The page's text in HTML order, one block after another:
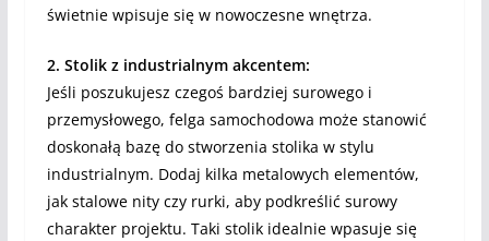
świetnie wpisuje się w nowoczesne wnętrza.
2. Stolik z industrialnym akcentem:
Jeśli poszukujesz czegoś bardziej surowego i
przemysłowego, felga samochodowa może stanowić
doskonałą bazę do stworzenia stolika w stylu
industrialnym. Dodaj kilka metalowych elementów,
jak stalowe nity czy rurki, aby podkreślić surowy
charakter projektu. Taki stolik idealnie wpasuje się